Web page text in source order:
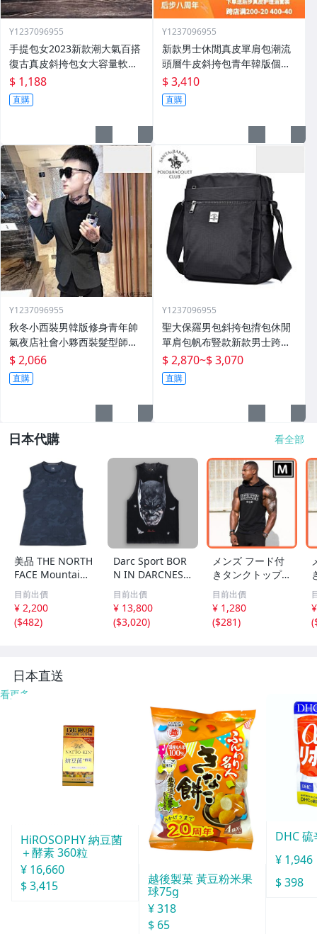
Y1237096955
手提包女2023新款潮大氣百搭
復古真皮斜挎包女大容量軟皮
單肩大包
$ 1,188
直購
Y1237096955
新款男士休閒真皮單肩包潮流
頭層牛皮斜挎包青年韓版個性
郵差揹包
$ 3,410
直購
Y1237096955
秋冬小西裝男韓版修身青年帥
氣夜店社會小夥西裝髮型師外
套潮
$ 2,066
直購
Y1237096955
聖大保羅男包斜挎包揹包休閒
單肩包帆布豎款新款男士跨包
牛津布包
$ 2,870~$ 3,070
直購
日本代購 看全部
美品 THE NORTH
FACE Mountain
Athletics ノース
フェイス 吸水速
乾 ドライ ストレ
ッチ ノースリー
ツ メン
目前出價
¥ 2,200
($482)
Darc Sport BOR
N IN DARCNESS
UNLEASHED TO
MMY MUSCLE T
EE BLACK L ダル
クスポーツ ダー
目前出價
¥ 13,800
($3,020)
メンズ フード付
きタンクトップ
ノースリーブ ブ
ラック 筋トレ ウ
ェア M
目前出價
¥ 1,280
($281)
(
日本直送
看更多
HiROSOPHY 納豆菌
＋酵素 360粒
¥ 16,660
$ 3,415
越後製菓 黃豆粉米果
球75g
¥ 318
$ 65
DHC
¥ 1,946
$ 398